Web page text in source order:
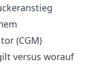
(CGM)
versus worauf